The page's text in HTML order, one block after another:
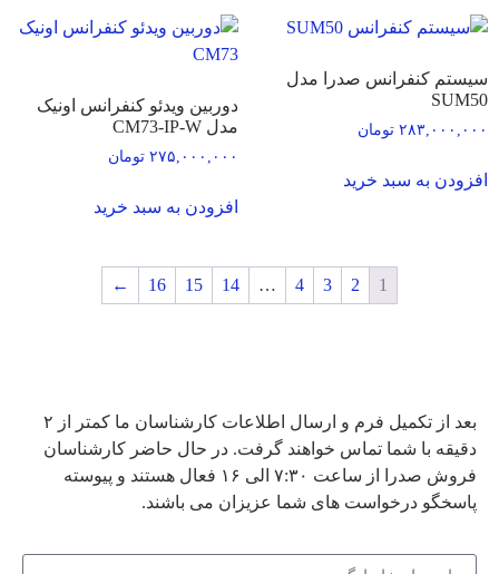
بعد از تکمیل فرم و ارسال اطلاعات کارشناسان ما کمتر از ۲
دقیقه با شما تماس خواهند گرفت. در حال حاضر کارشناسان
فروش صدرا از ساعت ۷:۳۰ الی ۱۶ فعال هستند و پیوسته
پاسخگو درخواست های شما عزیزان می باشند.
سیستم کنفرانس صدرا مدل
SUM50
۲۸۳,۰۰۰,۰۰۰ تومان
افزودن به سبد خرید
دوربین ویدئو کنفرانس اونیک
مدل CM73-IP-W
۲۷۵,۰۰۰,۰۰۰ تومان
افزودن به سبد خرید
1
2
3
4
…
14
15
16
←